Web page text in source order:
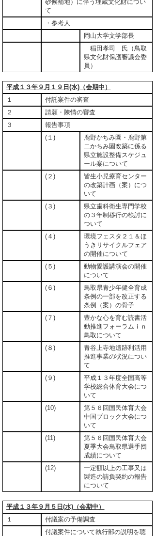
砂候補地）に伴う埋蔵文化財につい
て
・参考人
岡山大学文学部長
稲田孝司 氏（鳥取
県文化財保護審議会委
員）
平成１３年９月１９日(水)（会期中）
１
付託案件の審査
２
請願・陳情の審査
３
報告事項
(１)
鹿野かちみ園・鹿野第
二かちみ園改築に係る
県立施設整備スケジュ
ール案について
(２)
皆生小児療育センター
の改築計画（案）につ
いて
(３)
県立歯科衛生専門学校
の３年制移行の検討に
ついて
(４)
環境フェスタ２１＆ほ
うきリサイクルフェア
の開催について
(５)
動物愛護講演会の開催
について
(６)
鳥取県青少年健全育成
条例の一部を改正する
条例（案）の骨子
(７)
豊かな心を育む読書活
動推進フォーラムｉｎ
鳥取について
(８)
青谷上寺地遺跡利活用
推進事業の状況につい
て
(９)
平成１３年度全国高等
学校総合体育大会につ
いて
(10)
第５６回国民体育大会
中国ブロック大会につ
いて
(11)
第５６回国民体育大会
夏季大会鳥取県選手団
成績について
(12)
一定額以上の工事又は
製造の請負契約の報告
について
平成１３年９月５日(水)（会期中）
１
付議案の予備調査
付議案件について執行部の説明を聴